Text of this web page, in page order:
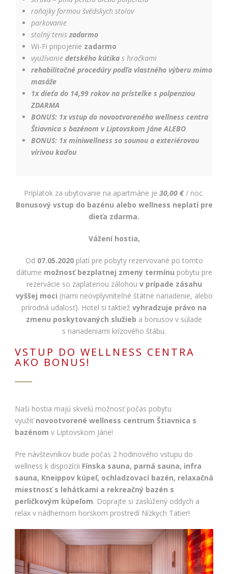
raňajky formou švédskych stolov
parkovanie
stolný teniszadarmo
Wi-Fi pripojenie zadarmo
využívanie detského kútika s hračkami
rehabilitačné procedúry podľa vlastného výberu mimo
masáže
1x dieťa do 14,99 rokov na prístelke s polpenziou
ZDARMA
BONUS: 1x vstup do novootvoreného wellness centra
Štiavnica s bazénom v Liptovskom Jáne ALEBO
BONUS: 1x miniwellness so saunou a exteriérovou
vírivou kaďou
Príplatok za ubytovanie na apartmáne je 30,00 € / noc.
Bonusový vstup do bazénu alebo wellness neplatí pre
dieťa zdarma.
Vážení hostia,
Od 07.05.2020platí pre pobyty rezervované po tomto
dátume možnosť bezplatnej zmeny termínu pobytu pre
rezervácie so zaplatenou zálohou v prípade zásahu
vyššej moci (nami neovplyvniteľné štátne nariadenie, alebo
prírodná udalosť). Hotel si taktiež vyhradzuje právo na
zmenu poskytovaných služieb a bonusov v súlade
s nariadeniami krízového štábu.
VSTUP DO WELLNESS CENTRA
AKO BONUS!
Naši hostia majú skvelú možnosť počas pobytu
využiťnovootvorené wellness centrum Štiavnica s
bazénom v Liptovskom Jáne!
Pre návštevníkov bude počas 2 hodinového vstupu do
wellness k dispozícii Fínska sauna, parná sauna, infra
sauna, Kneippov kúpeľ, ochladzovací bazén, relaxačná
miestnosť s lehátkami a rekreačný bazén s
perličkovým kúpeľom. Doprajte si zaslúžený oddych a
relax v nádhernom horskom prostredí Nízkych Tatier!